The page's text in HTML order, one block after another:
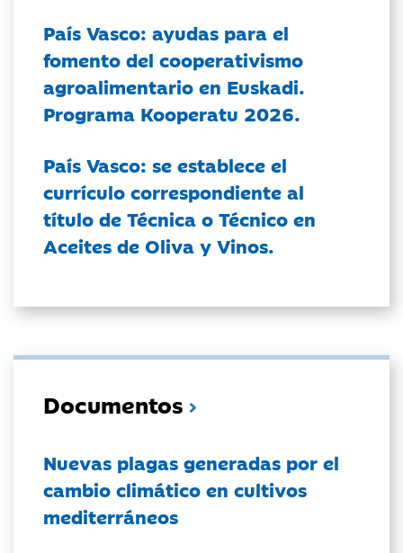
País Vasco: ayudas para el
fomento del cooperativismo
agroalimentario en Euskadi.
Programa Kooperatu 2026.
País Vasco: se establece el
currículo correspondiente al
título de Técnica o Técnico en
Aceites de Oliva y Vinos.
Documentos
Nuevas plagas generadas por el
cambio climático en cultivos
mediterráneos